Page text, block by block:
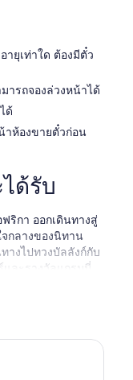
ยุเท่าใด ต้องมีตั๋ว
ารถจองล่วงหน้าได้
ด้
าห้องขายตั๋วก่อน
ด้รับ
ริกา ออกเดินทางสู่
กลางของนิทาน
ทางไปทวงบัลลังก์กับ
และรางวัลแกรมมี่
ช้นักแสดงชายและ
” อย่างที่คุณไม่เคย